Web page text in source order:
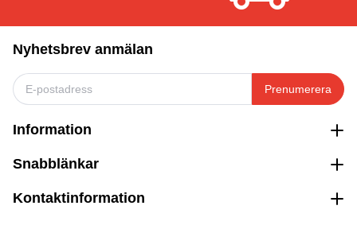
Nyhetsbrev anmälan
Prenumerera
Information
Snabblänkar
Kontaktinformation